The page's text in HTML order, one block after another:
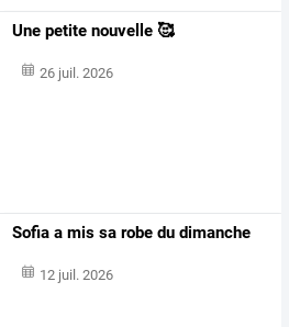
Une petite nouvelle 🥰
26 juil. 2026
Sofia a mis sa robe du dimanche
12 juil. 2026